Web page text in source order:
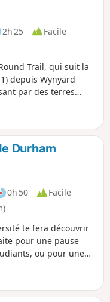
2h 25
Facile
Trail, qui suit la
depuis Wynyard
par des terres
est
Durham
0h 50
Facile
te fera découvrir
pour une pause
ou pour une
mais prépare-toi